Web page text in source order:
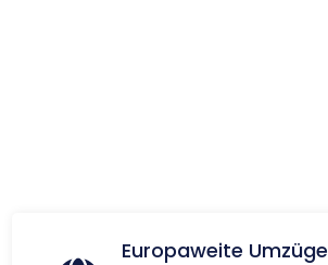
Europaweite Umzüge